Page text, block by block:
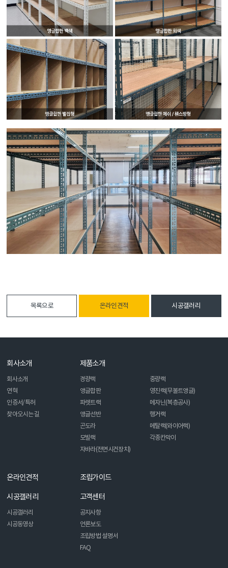
목록으로 온라인견적 시공갤러리
회사소개
회사소개
연혁
인증서/특허
찾아오시는 길
제품소개
경량랙
중량랙
앵글합판
영진랙(무볼트앵글)
파렛트랙
메자닌(복층공사)
앵글선반
행거랙
곤도라
메탈랙(와이어랙)
모빌랙
각종칸막이
자바라(전면시건장치)
온라인견적
시공갤러리
시공갤러리
시공동영상
조립가이드
고객센터
공지사항
언론보도
조립방법 설명서
FAQ